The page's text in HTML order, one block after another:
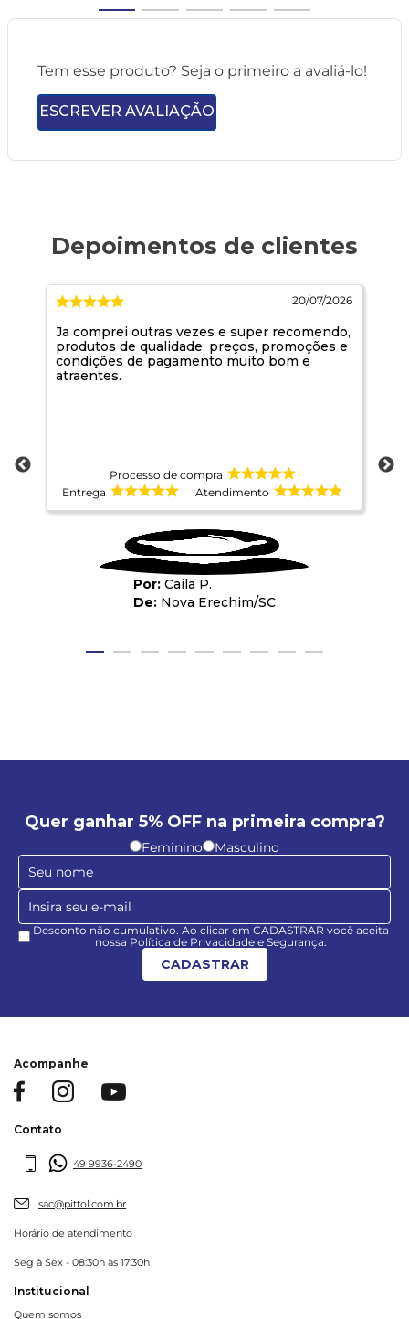
Tem esse produto? Seja o primeiro a avaliá-lo!
ESCREVER AVALIAÇÃO
20/07/2026
Ja comprei outras vezes e super recomendo,
produtos de qualidade, preços, promoções e
condições de pagamento muito bom e
atraentes.
Processo de compra
Entrega
Atendimento
Caila P.
Nova Erechim/SC
Quer ganhar 5% OFF na primeira compra?
Feminino Masculino
Desconto não cumulativo. Ao clicar em CADASTRAR você aceita
nossa Política de Privacidade e Segurança.
CADASTRAR
Acompanhe
Contato
49 9936-2490
sac@pittol.com.br
Horário de atendimento
Seg à Sex - 08:30h às 17:30h
Institucional
Quem somos